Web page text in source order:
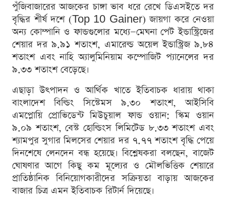
পুঁজিবাজারের আজকের চাঙ্গা ভাব ধরে রেখে ডিএসইতে দর
বৃদ্ধির শীর্ষ দশে (Top 10 Gainer) জায়গা করে নেওয়া
অন্য কোম্পানি ও ফান্ডগুলোর মধ্যে—মেঘনা পেট ইন্ডাস্ট্রিজের
শেয়ার দর ৯.৯১ শতাংশ, এমারেল্ড অয়েল ইন্ডাস্ট্রিজ ৯.৮৪
শতাংশ এবং নাহি অ্যালুমিনিয়াম কম্পোজিট প্যানেলের দর
৯.৩৩ শতাংশ বেড়েছে।
এছাড়া উৎপাদন ও আর্থিক খাতে ইতিবাচক ধারায় থাকা
বাংলাদেশ বিল্ডিং সিস্টেমস ৯.৩০ শতাংশ, আইসিবি
এমপ্লোয়ি প্রোভিডেন্ট মিউচুয়াল ফান্ড ওয়ান: স্কিম ওয়ান
৯.০৯ শতাংশ, বেস্ট হোল্ডিংস লিমিটেড ৮.৩৩ শতাংশ এবং
শ্যামপুর সুগার মিলসের শেয়ার দর ৭.৭৭ শতাংশ বৃদ্ধি পেয়ে
দিনশেষে লেনদেন বন্ধ হয়েছে। বিশ্লেষকরা বলছেন, বাজেট
ঘোষণার আগে কিছু কম মূল্যের ও মৌলভিত্তিক শেয়ারে
প্রাতিষ্ঠানিক বিনিয়োগকারীদের সক্রিয়তা বাড়ায় আজকের
বাজার চিত্র এমন ইতিবাচক রিটার্ন দিয়েছে।